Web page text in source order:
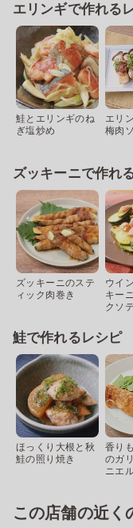
エリンギで作れる
鮭とエリンギのね
ぎ塩炒め
エリ
梅肉
ズッキーニで作れ
ズッキーニのステ
ィック肉巻き
ウイ
キー
クソ
鮭で作れるレシピ
ほっくり大根と秋
鮭の照り焼き
香り
のガ
ニエ
この店舗の近く